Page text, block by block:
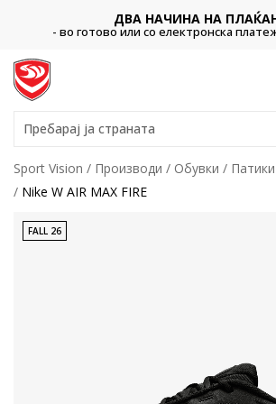
ДВА НАЧИНА НА
- во готово или со електронска
Пребарај ја страната
Sport Vision Производи Обувки
Патики
Nike W AIR MAX FIRE
FALL 26